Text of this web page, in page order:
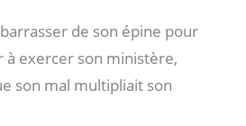
de son épine pour
exercer son ministère,
son mal multipliait son